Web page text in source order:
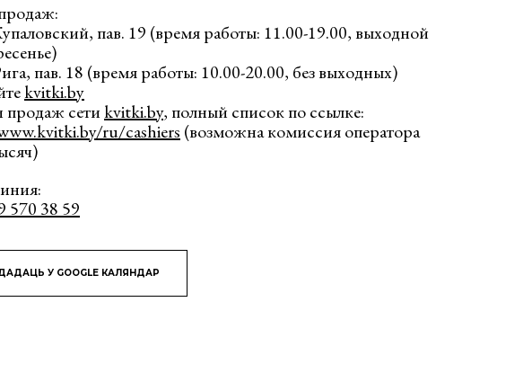
пав. 19 (время работы: 11.00-19.00, выходной
пав. 18 (время работы: 10.00-20.00, без выходных)
kvitki.by
продаж сетиkvitki.by, полный список по ссылке:
ru/cashiers (возможна комиссия оператора
570 38 59
У GOOGLE КАЛЯНДАР